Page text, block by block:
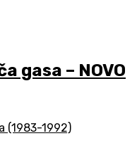
gasa – NOVO